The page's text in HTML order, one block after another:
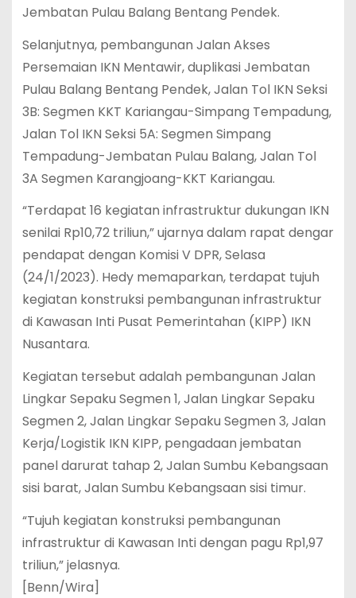
Jembatan Pulau Balang Bentang Pendek.
Selanjutnya, pembangunan Jalan Akses
Persemaian IKN Mentawir, duplikasi Jembatan
Pulau Balang Bentang Pendek, Jalan Tol IKN Seksi
3B: Segmen KKT Kariangau-Simpang Tempadung,
Jalan Tol IKN Seksi 5A: Segmen Simpang
Tempadung-Jembatan Pulau Balang, Jalan Tol
3A Segmen Karangjoang-KKT Kariangau.
“Terdapat 16 kegiatan infrastruktur dukungan IKN
senilai Rp10,72 triliun,” ujarnya dalam rapat dengar
pendapat dengan Komisi V DPR, Selasa
(24/1/2023). Hedy memaparkan, terdapat tujuh
kegiatan konstruksi pembangunan infrastruktur
di Kawasan Inti Pusat Pemerintahan (KIPP) IKN
Nusantara.
Kegiatan tersebut adalah pembangunan Jalan
Lingkar Sepaku Segmen 1, Jalan Lingkar Sepaku
Segmen 2, Jalan Lingkar Sepaku Segmen 3, Jalan
Kerja/Logistik IKN KIPP, pengadaan jembatan
panel darurat tahap 2, Jalan Sumbu Kebangsaan
sisi barat, Jalan Sumbu Kebangsaan sisi timur.
“Tujuh kegiatan konstruksi pembangunan
infrastruktur di Kawasan Inti dengan pagu Rp1,97
triliun,” jelasnya.
[Benn/Wira]